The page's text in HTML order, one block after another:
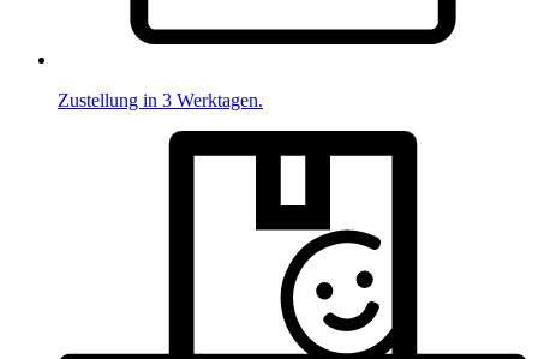
Zustellung in 3 Werktagen.